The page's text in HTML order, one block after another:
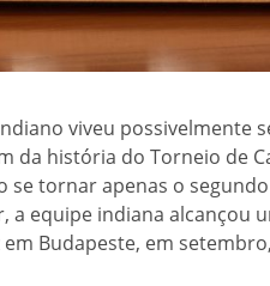
viveu possivelmente
da história do Torneio de
se tornar apenas o
a equipe indiana alcançou
em Budapeste, em